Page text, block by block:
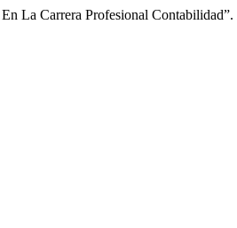
La Carrera Profesional Contabilidad”.